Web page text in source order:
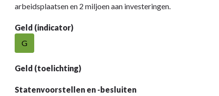
arbeidsplaatsen en 2 miljoen aan investeringen.
Geld (indicator)
G
Geld (toelichting)
Statenvoorstellen en -besluiten